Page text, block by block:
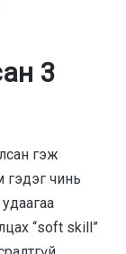
3
гэж
гэдэг чинь
“soft skill”